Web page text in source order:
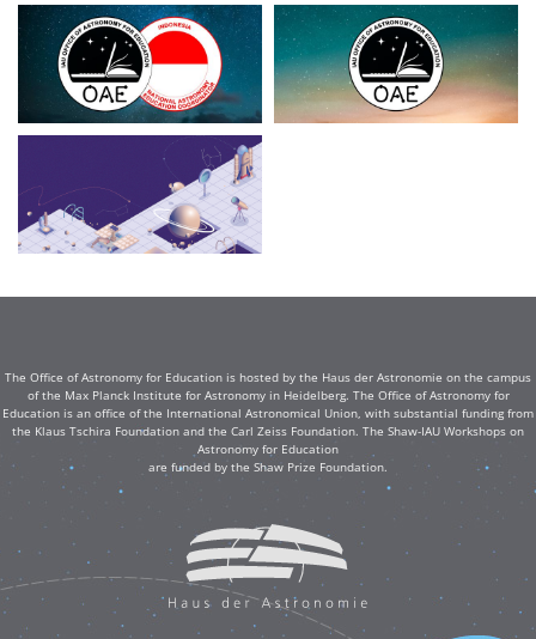
The Office of Astronomy for Education is hosted by the Haus der Astronomie on the campus
of the Max Planck Institute for Astronomy in Heidelberg. The Office of Astronomy for
Education is an office of the International Astronomical Union, with substantial funding from
the Klaus Tschira Foundation and the Carl Zeiss Foundation. The Shaw-IAU Workshops on
Astronomy for Education
are funded by the Shaw Prize Foundation.